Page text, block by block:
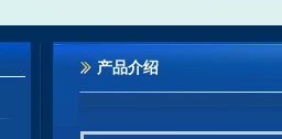
产品介绍